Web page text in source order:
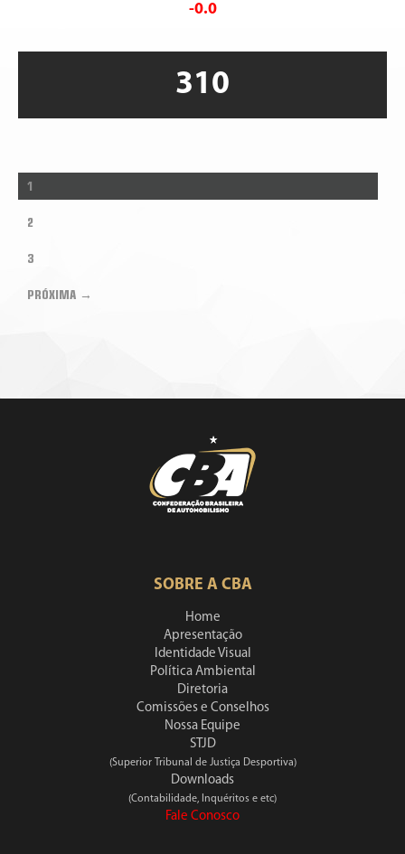
-0.0
310
1
2
3
PRÓXIMA →
SOBRE A CBA
Home
Apresentação
Identidade Visual
Política Ambiental
Diretoria
Comissões e Conselhos
Nossa Equipe
STJD
(Superior Tribunal de Justiça Desportiva)
Downloads
(Contabilidade, Inquéritos e etc)
Fale Conosco